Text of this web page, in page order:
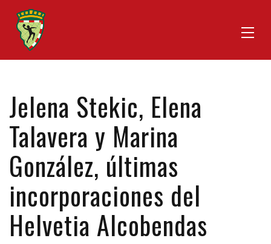
Jelena Stekic, Elena
Talavera y Marina
González, últimas
incorporaciones del
Helvetia Alcobendas